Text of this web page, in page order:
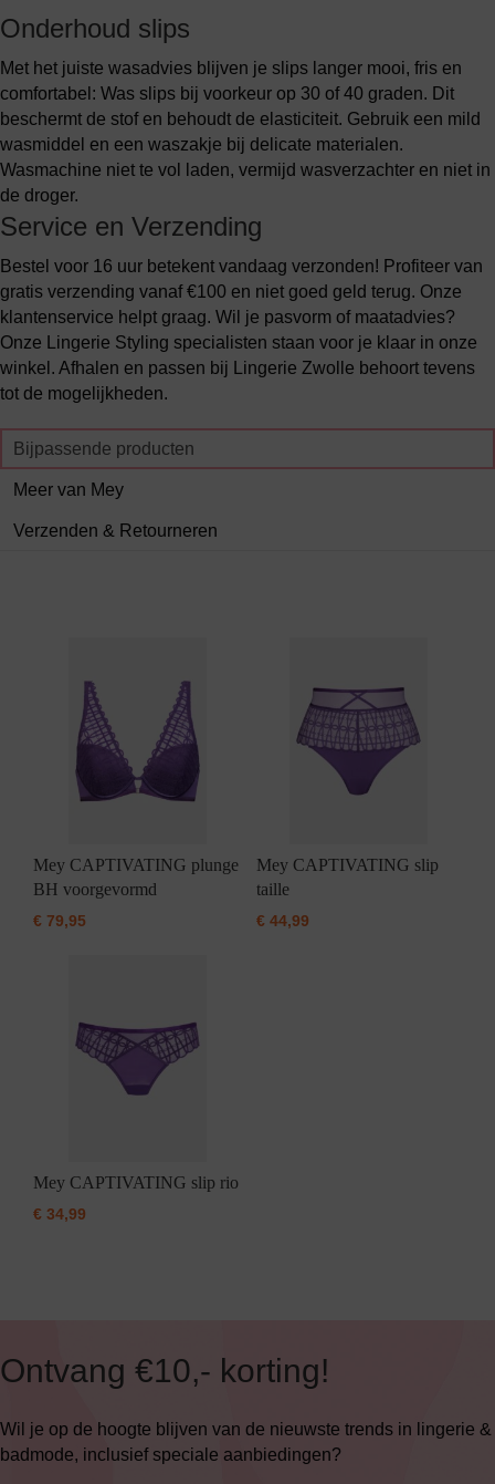
Onderhoud slips
Met het juiste wasadvies blijven je slips langer mooi, fris en
comfortabel: Was slips bij voorkeur op 30 of 40 graden. Dit
beschermt de stof en behoudt de elasticiteit. Gebruik een mild
wasmiddel en een waszakje bij delicate materialen.
Wasmachine niet te vol laden, vermijd wasverzachter en niet in
de droger.
Service en Verzending
Bestel voor 16 uur betekent vandaag verzonden! Profiteer van
gratis verzending vanaf €100 en niet goed geld terug. Onze
klantenservice helpt graag. Wil je pasvorm of maatadvies?
Onze Lingerie Styling specialisten staan voor je klaar in onze
winkel. Afhalen en passen bij Lingerie Zwolle behoort tevens
tot de mogelijkheden.
Bijpassende producten
Meer van Mey
Verzenden & Retourneren
Mey CAPTIVATING plunge
BH voorgevormd
€ 79,95
Mey CAPTIVATING slip
taille
€44,99
Mey CAPTIVATING slip rio
€ 34,99
Ontvang €10,- korting!
Wil je op de hoogte blijven van de nieuwste trends in lingerie &
badmode, inclusief speciale aanbiedingen?